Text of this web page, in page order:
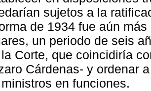
sujetos a la
de 1934 fue aún
un periodo de seis
Corte, que coincidiría
Cárdenas- y ordenar
en funciones.